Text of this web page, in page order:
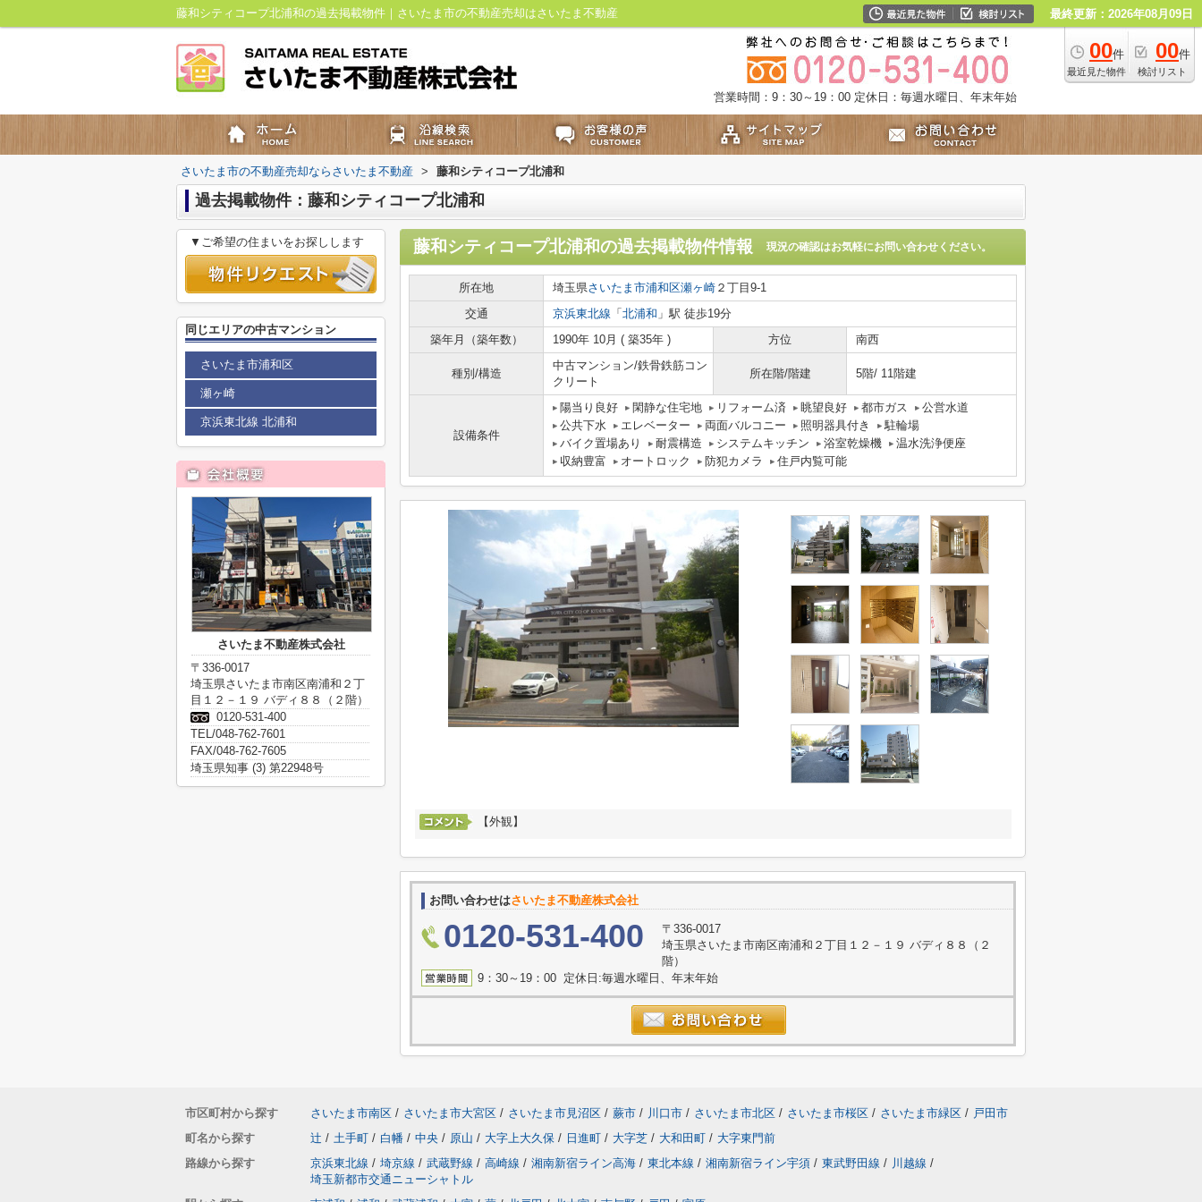
藤和シティコープ北浦和の過去掲載物件｜さいたま市の不動産売却はさいたま不動産 最終更新：2026年08月09日
00件
最近見た物件
00件
検討リスト
営業時間：9：30～19：00 定休日：毎週水曜日、年末年始
さいたま市の不動産売却ならさいたま不動産 > 藤和シティコープ北浦和
過去掲載物件：藤和シティコープ北浦和
藤和シティコープ北浦和の過去掲載物件情報 現況の確認はお気軽にお問い合わせください。
所在地 埼玉県さいたま市浦和区瀬ヶ崎 ２丁目9-1
交通
京浜東北線 「 北浦和 」駅 徒歩19分
築年月（築年数）
1990年 10月 ( 築35年 ) 方位 南西
種別/構造
中古マンション/鉄骨鉄筋コン
クリート
所在階/階建 5階/ 11階建
設備条件
陽当り良好 閑静な住宅地 リフォーム済 眺望良好 都市ガス
公営水道
公共下水
エレベーター 両面バルコニー 照明器具付き
駐輪場
バイク置場あり
耐震構造 システムキッチン 浴室乾燥機
温水洗浄便座
収納豊富
オートロック 防犯カメラ 住戸内覧可能
【外観】
お問い合わせはさいたま不動産株式会社
0120-531-400
〒336-0017
埼玉県さいたま市南区南浦和２丁目１２－１９ バディ８８（２
階）
9：30～19：00 定休日:毎週水曜日、年末年始
▼ご希望の住まいをお探しします
同じエリアの中古マンション
さいたま市浦和区
瀬ヶ崎
京浜東北線 北浦和
さいたま不動産株式会社
〒336-0017
埼玉県さいたま市南区南浦和２丁
目１２－１９ バディ８８（２階）
0120-531-400
TEL/048-762-7601
FAX/048-762-7605
埼玉県知事 (3) 第22948号
市区町村から探す さいたま市南区 / さいたま市大宮区 / さいたま市見沼区 / 蕨市 / 川口市 / さいたま市北区 / さいたま市桜区 / さいたま市緑区 / 戸田市
町名から探す
辻 / 土手町 / 白幡 / 中央 / 原山 / 大字上大久保 / 日進町 / 大字芝 / 大和田町 / 大字東門前
路線から探す
京浜東北線 / 埼京線 / 武蔵野線 / 高崎線 / 湘南新宿ライン高海 / 東北本線 / 湘南新宿ライン宇須 / 東武野田線 / 川越線 /
埼玉新都市交通ニューシャトル